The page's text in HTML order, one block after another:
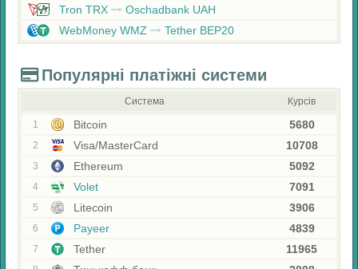
Tron TRX
Oschadbank UAH
WebMoney WMZ
Tether BEP20
Популярні платіжні системи
Система Курсів
1 Bitcoin 5680
2 Visa/MasterCard 10708
3 Ethereum 5092
4 Volet 7091
5 Litecoin 3906
6 Payeer 4839
7 Tether 11965